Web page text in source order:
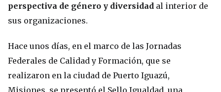
perspectiva de género y diversidad al interior de
sus organizaciones.
Hace unos días, en el marco de las Jornadas
Federales de Calidad y Formación, que se
realizaron en la ciudad de Puerto Iguazú,
Misiones, se presentó el Sello Igualdad, una